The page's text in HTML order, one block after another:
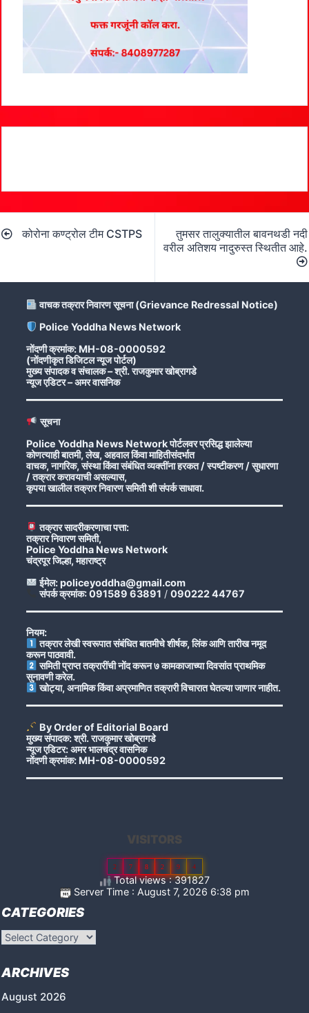
navigation
कोरोना कण्ट्रोल टीम CSTPS
तुमसर तालुक्यातील बावनथडी नदी
वरील अतिशय नादुरुस्त स्थितीत आहे.
वाचक तक्रार निवारण सूचना (Grievance Redressal Notice)
Police Yoddha News Network
नोंदणी क्रमांक: MH-08-0000592
(नोंदणीकृत डिजिटल न्यूज पोर्टल)
मुख्य संपादक व संचालक – श्री. राजकुमार खोब्रागडे
न्यूज एडिटर – अमर वासनिक
सूचना
Police Yoddha News Network पोर्टलवर प्रसिद्ध झालेल्या
कोणत्याही बातमी, लेख, अहवाल किंवा माहितीसंदर्भात
वाचक, नागरिक, संस्था किंवा संबंधित व्यक्तींना हरकत / स्पष्टीकरण / सुधारणा
/ तक्रार करावयाची असल्यास,
कृपया खालील तक्रार निवारण समिती शी संपर्क साधावा.
तक्रार सादरीकरणाचा पत्ता:
तक्रार निवारण समिती,
Police Yoddha News Network
चंद्रपूर जिल्हा, महाराष्ट्र
ईमेल: policeyoddha@gmail.com
संपर्क क्रमांक: 091589 63891 / 090222 44767
नियम:
तक्रार लेखी स्वरूपात संबंधित बातमीचे शीर्षक, लिंक आणि तारीख नमूद
करून पाठवावी.
समिती प्राप्त तक्रारींची नोंद करून ७ कामकाजाच्या दिवसांत प्राथमिक
सुनावणी करेल.
खोट्या, अनामिक किंवा अप्रमाणित तक्रारी विचारात घेतल्या जाणार नाहीत.
By Order of Editorial Board
मुख्य संपादक: श्री. राजकुमार खोब्रागडे
न्यूज एडिटर: अमर भालचंद्र वासनिक
नोंदणी क्रमांक: MH-08-0000592
VISITORS
2 7 8 2 9 4
Total views : 391827
Server Time : August 7, 2026 6:38 pm
CATEGORIES
Categories
ARCHIVES
August 2026